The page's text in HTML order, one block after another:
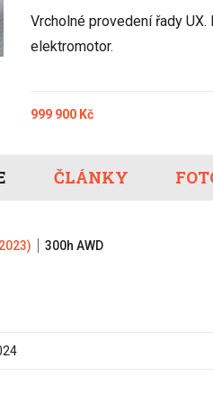
Ostatní
Vrcholné provedení řady
elektromotor.
999 900 Kč
ČLÁNKY
300h AWD